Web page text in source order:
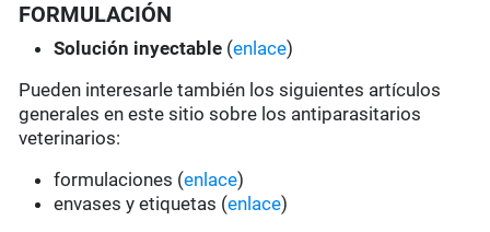
FORMULACIÓN
Solución inyectable (enlace)
Pueden interesarle también los siguientes artículos
generales en este sitio sobre los antiparasitarios
veterinarios:
formulaciones (enlace)
envases y etiquetas (enlace)